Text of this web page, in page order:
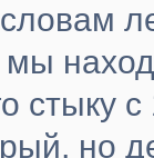
мы
стыку
но